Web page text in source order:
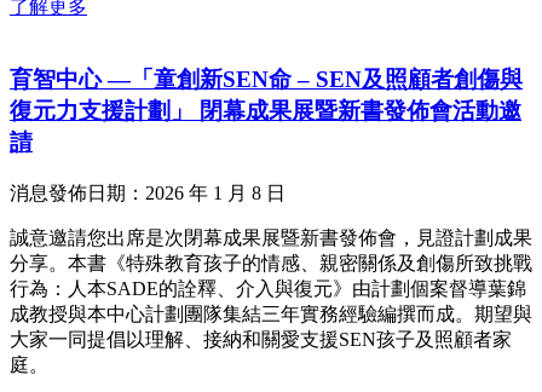
了解更多
育智中心 —「童創新SEN命 – SEN及照顧者創傷與
復元力支援計劃」 閉幕成果展暨新書發佈會活動邀
請
消息發佈日期：2026 年 1 月 8 日
誠意邀請您出席是次閉幕成果展暨新書發佈會，見證計劃成果
分享。本書《特殊教育孩子的情感、親密關係及創傷所致挑戰
行為：人本SADE的詮釋、介入與復元》由計劃個案督導葉錦
成教授與本中心計劃團隊集結三年實務經驗編撰而成。期望與
大家一同提倡以理解、接納和關愛支援SEN孩子及照顧者家
庭。